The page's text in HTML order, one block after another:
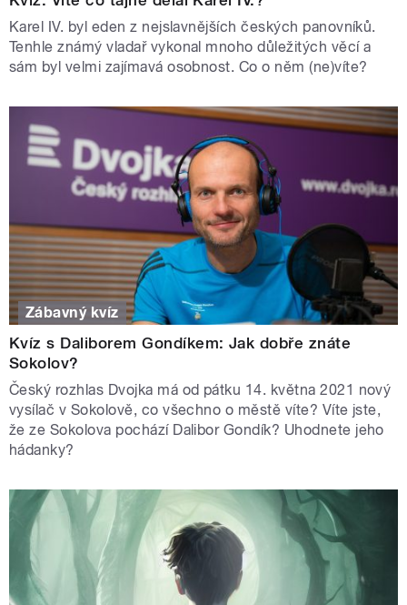
Karel IV. byl eden z nejslavnějších českých panovníků.
Tenhle známý vladař vykonal mnoho důležitých věcí a
sám byl velmi zajímavá osobnost. Co o něm (ne)víte?
Zábavný kvíz
Kvíz s Daliborem Gondíkem: Jak dobře znáte
Sokolov?
Český rozhlas Dvojka má od pátku 14. května 2021 nový
vysílač v Sokolově, co všechno o městě víte? Víte jste,
že ze Sokolova pochází Dalibor Gondík? Uhodnete jeho
hádanky?